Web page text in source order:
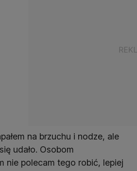
na brzuchu i nodze, ale
udało. Osobom
nie polecam tego robić, lepiej